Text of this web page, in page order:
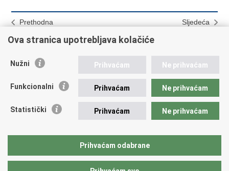
Prethodna
Festival
Sljedeća
Pejcinovic Buric u radnom
stranicuna
na
Ova stranica upotrebljava kolačiće
Nužni Prihvaćam Ne prihvaćam
Funkcionalni Prihvaćam Ne prihvaćam
Statistički Prihvaćam Ne prihvaćam
Prihvaćam odabrane